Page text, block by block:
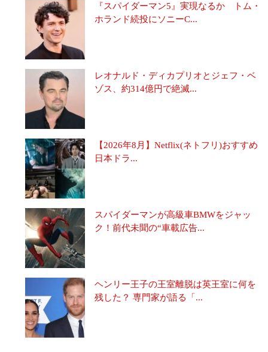
『スパイダーマン5』実現なるか トム・
ホランド続投にソニーC...
レオナルド・ディカプリオとジェフ・ベ
ゾス、約314億円で絶滅...
【2026年8月】Netflix(ネトフリ)おすすめ
日本ドラ...
スパイダーマンが高級車BMWをジャッ
ク！前代未聞の“車載広告...
ヘンリー王子の王室離脱は英王室に何を
残した？ 専門家が語る「...